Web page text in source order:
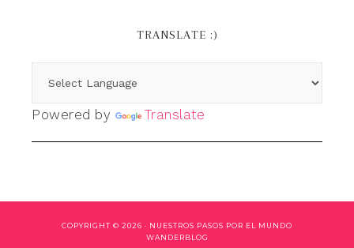
TRANSLATE :)
Powered by Translate
COPYRIGHT © 2026 · NUESTROS PASOS POR EL MUNDO
WANDERBLOG